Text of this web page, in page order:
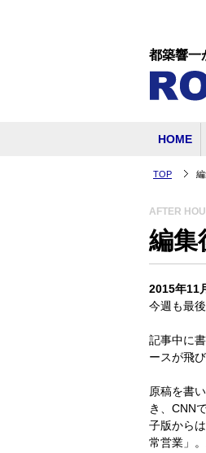
都築響一
HOME
TOP
AFTER
編集
2015年11
今週も最
記事中に
ースが飛
原稿を書
き、CNN
子版から
常営業」